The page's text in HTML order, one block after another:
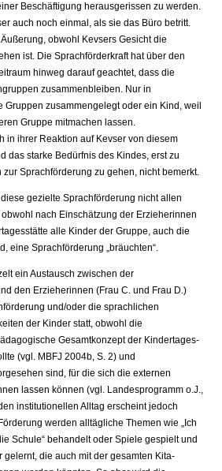
Beschäftigung herausgerissen zu werden.
auch noch einmal, als sie das Büro betritt.
obwohl Kevsers Gesicht die
ist. Die Sprachförderkraft hat über den
hinweg darauf geachtet, dass die
zusammenbleiben. Nur in
Gruppen zusammengelegt oder ein Kind, weil
Gruppe mitmachen lassen.
in ihrer Reaktion auf Kevser von diesem
das starke Bedürfnis des Kindes, erst zu
Sprachförderung zu gehen, nicht bemerkt.
gezielte Sprachförderung nicht allen
nach Einschätzung der Erzieherinnen
alle Kinder der Gruppe, auch die
eine Sprachförderung „bräuchten“.
ein Austausch zwischen der
den Erzieherinnen (Frau C. und Frau D.)
und/oder die sprachlichen
der Kinder statt, obwohl die
Gesamtkonzept der Kindertages­
(vgl. MBFJ 2004b, S. 2) und
sind, für die sich die externen
lassen können (vgl. Landesprogramm o.J.,
institutionellen Alltag erscheint jedoch
werden alltägliche Themen wie „Ich
Schule“ behandelt oder Spiele gespielt und
gelernt, die auch mit der gesamten Kita-